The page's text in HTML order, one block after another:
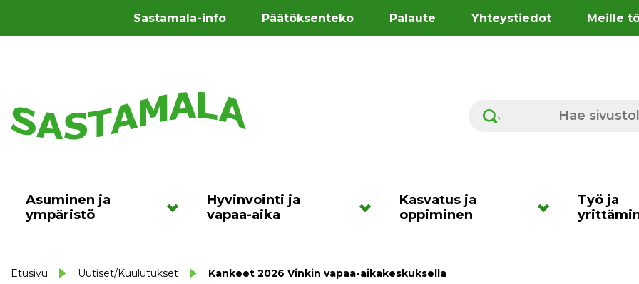
Sastamala-info Päätöksenteko Palaute Yhteystiedot Meille
Hae sivustolta
Asuminen ja
ympäristö
Hyvinvointi ja
vapaa-aika
Kasvatus ja
oppiminen
Työ ja
Etusivu Uutiset/Kuulutukset Kankeet 2026 Vinkin vapaa-aikakeskuksella